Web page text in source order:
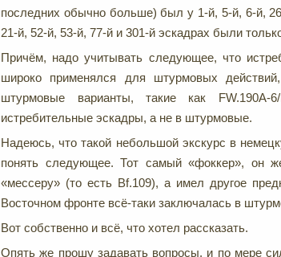
последних обычно больше) был у 1-й, 5-й, 6-й,
21-й, 52-й, 53-й, 77-й и 301-й эскадрах были
Причём, надо учитывать следующее, что
широко применялся для штурмовых
штурмовые варианты, такие как
истребительные эскадры, а не в штурмовые.
Надеюсь, что такой небольшой экскурс в
понять следующее. Тот самый «фоккер», он
«мессеру» (то есть Bf.109), а имел другое
Восточном фронте всё-таки заключалась в
Вот собственно и всё, что хотел рассказать.
Опять же прошу задавать вопросы, и по мере